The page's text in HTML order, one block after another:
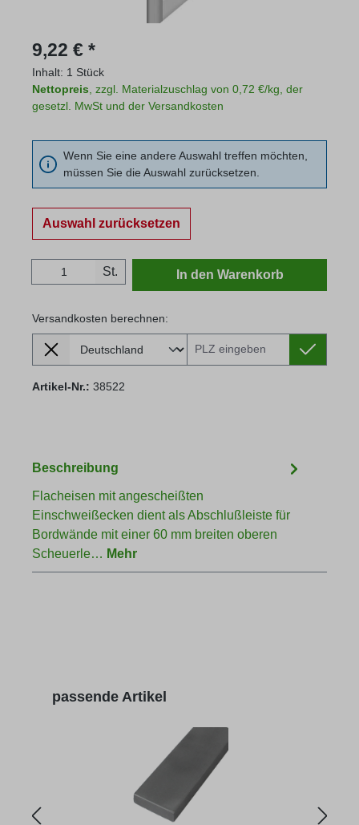
Regulärer Preis:
9,22 € *
Inhalt: 1 Stück
Nettopreis , zzgl. Materialzuschlag von 0,72 €/kg, der
gesetzl. MwSt und der Versandkosten
Wenn Sie eine andere Auswahl treffen möchten,
müssen Sie die Auswahl zurücksetzen.
Auswahl zurücksetzen
Produkt Anzahl: Gib den gewünschten
St. In den Warenkorb
Versandkosten berechnen:
Lieferland
Versandkosten berechnen:
Artikel-Nr.: 38522
Beschreibung
Flacheisen mit angescheißten
Einschweißecken dient als Abschlußleiste für
Bordwände mit einer 60 mm breiten oberen
Scheuerle… Mehr
Produktgalerie überspringen
passende Artikel